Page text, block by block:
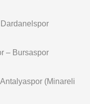
– Bursaspor
(Minareli